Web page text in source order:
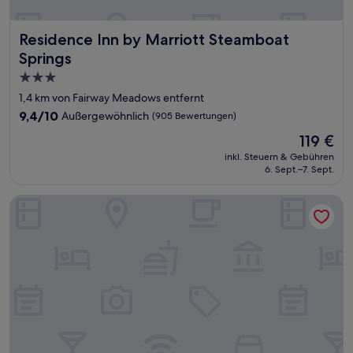
Residence Inn by Marriott Steamboat
Springs
Residence Inn by Marriott Steamboat Springs
3.0-
Sterne-
Unterkunft
1,4 km von Fairway Meadows entfernt
9.4
9,4/10 Außergewöhnlich (905 Bewertungen)
Der
Preis
beträgt
119 €
inkl. Steuern & Gebühren
6. Sept.–7. Sept.